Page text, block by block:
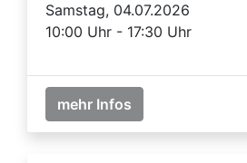
Samstag, 04.07.2026
10:00 Uhr - 17:30 Uhr
mehr Infos